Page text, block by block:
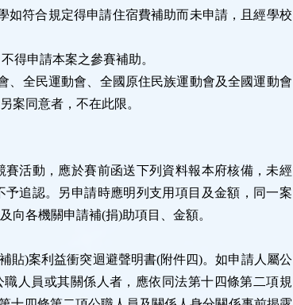
如符合規定得申請住宿費補助而未申請，且經學校
得申請本案之參賽補助。
、全民運動會、全國原住民族運動會及全國運動會
案同意者，不在此限。
活動，應於賽前函送下列資料報本府核備，未經
追認。另申請時應明列支用項目及金額，同一案
向各機關申請補(捐)助項目、金額。
貼)案利益衝突迴避聲明書(附件四)。如申請人屬公
人員或其關係人者，應依同法第十四條第二項規